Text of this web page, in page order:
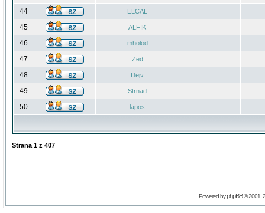
44 ELCAL
45 ALFIK
46 mholod
47 Zed
48 Dejv
49 Strnad
50 lapos
Strana 1 z 407
Powered byphpBB© 2001,